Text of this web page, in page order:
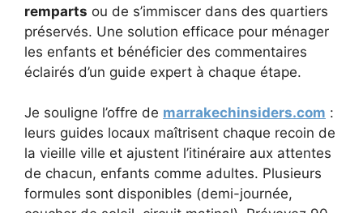
remparts ou de s’immiscer dans des quartiers
préservés. Une solution efficace pour ménager
les enfants et bénéficier des commentaires
éclairés d’un guide expert à chaque étape.
Je souligne l’offre de marrakechinsiders.com :
leurs guides locaux maîtrisent chaque recoin de
la vieille ville et ajustent l’itinéraire aux attentes
de chacun, enfants comme adultes. Plusieurs
formules sont disponibles (demi-journée,